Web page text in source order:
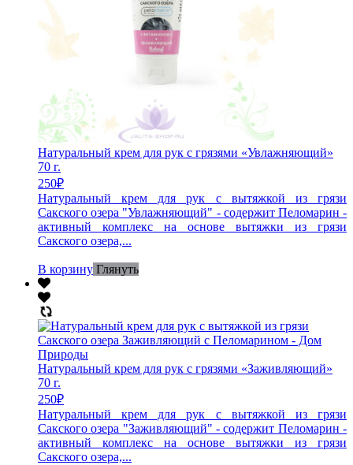
Натуральный крем для рук с грязями «Увлажняющий»
70 г.
250₽
Натуральный крем для рук с вытяжкой из грязи
Сакского озера "Увлажняющий" - содержит Пеломарин -
активный комплекс на основе вытяжки из грязи
Сакского озера,...
В корзину Глянуть
Натуральный крем для рук с грязями «Заживляющий»
70 г.
250₽
Натуральный крем для рук с вытяжкой из грязи
Сакского озера "Заживляющий" - содержит Пеломарин -
активный комплекс на основе вытяжки из грязи
Сакского озера,...